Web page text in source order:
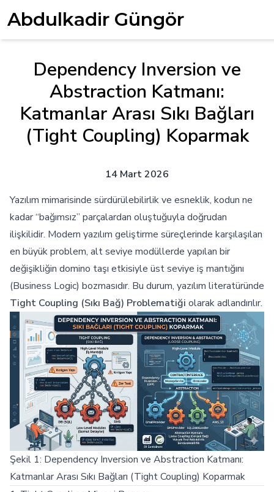
Abdulkadir Güngör
Dependency Inversion ve
Abstraction Katmanı:
Katmanlar Arası Sıkı Bağları
(Tight Coupling) Koparmak
14 Mart 2026
Yazılım mimarisinde sürdürülebilirlik ve esneklik, kodun ne
kadar “bağımsız” parçalardan oluştuğuyla doğrudan
ilişkilidir. Modern yazılım geliştirme süreçlerinde karşılaşılan
en büyük problem, alt seviye modüllerde yapılan bir
değişikliğin domino taşı etkisiyle üst seviye iş mantığını
(Business Logic) bozmasıdır. Bu durum, yazılım literatüründe
Tight Coupling (Sıkı Bağ) Problematiği olarak adlandırılır.
Şekil 1: Dependency Inversion ve Abstraction Katmanı:
Katmanlar Arası Sıkı Bağları (Tight Coupling) Koparmak